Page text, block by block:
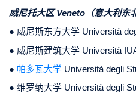
威尼托大区 Veneto（意大利东
● 威尼斯东方大学 Università
● 威尼斯建筑大学 Università
● 帕多瓦大学 Università degli
● 维罗纳大学 Università degli